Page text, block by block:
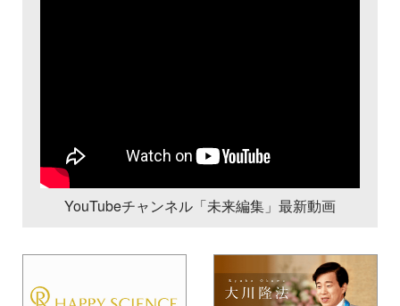
YouTubeチャンネル「未来編集」最新動画